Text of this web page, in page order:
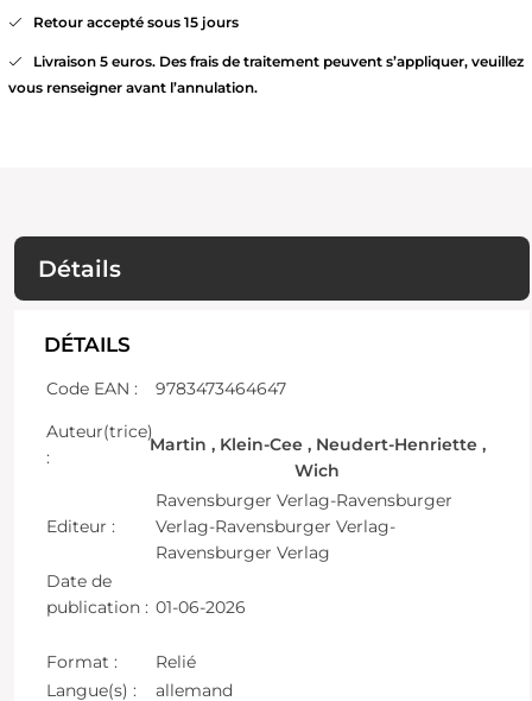
Retour accepté sous 15 jours
Livraison 5 euros. Des frais de traitement peuvent s’appliquer, veuillez
vous renseigner avant l’annulation.
Détails
DÉTAILS
Code EAN :
9783473464647
Auteur(trice)
:
Martin , Klein-Cee , Neudert-Henriette ,
Wich
Editeur :
Ravensburger Verlag-Ravensburger
Verlag-Ravensburger Verlag-
Ravensburger Verlag
Date de
publication : 01-06-2026
Format :
Relié
Langue(s) :
allemand